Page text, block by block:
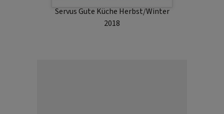
Servus Gute Küche Herbst/Winter
2018